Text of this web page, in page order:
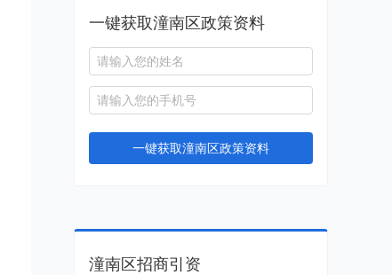
一键获取潼南区政策资料
一键获取潼南区政策资料
潼南区招商引资